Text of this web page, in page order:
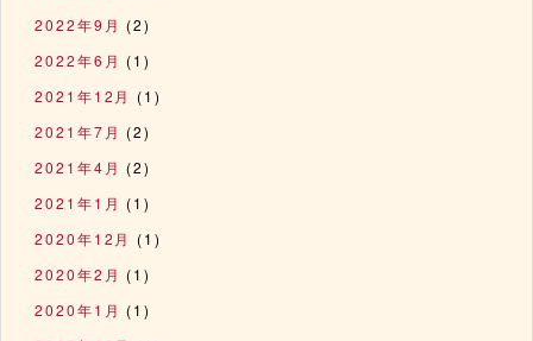
2022年9月 (2)
2022年6月 (1)
2021年12月 (1)
2021年7月 (2)
2021年4月 (2)
2021年1月 (1)
2020年12月 (1)
2020年2月 (1)
2020年1月 (1)